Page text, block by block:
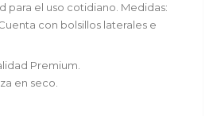
para el uso cotidiano. Medidas:
con bolsillos laterales e
Premium.
en seco.